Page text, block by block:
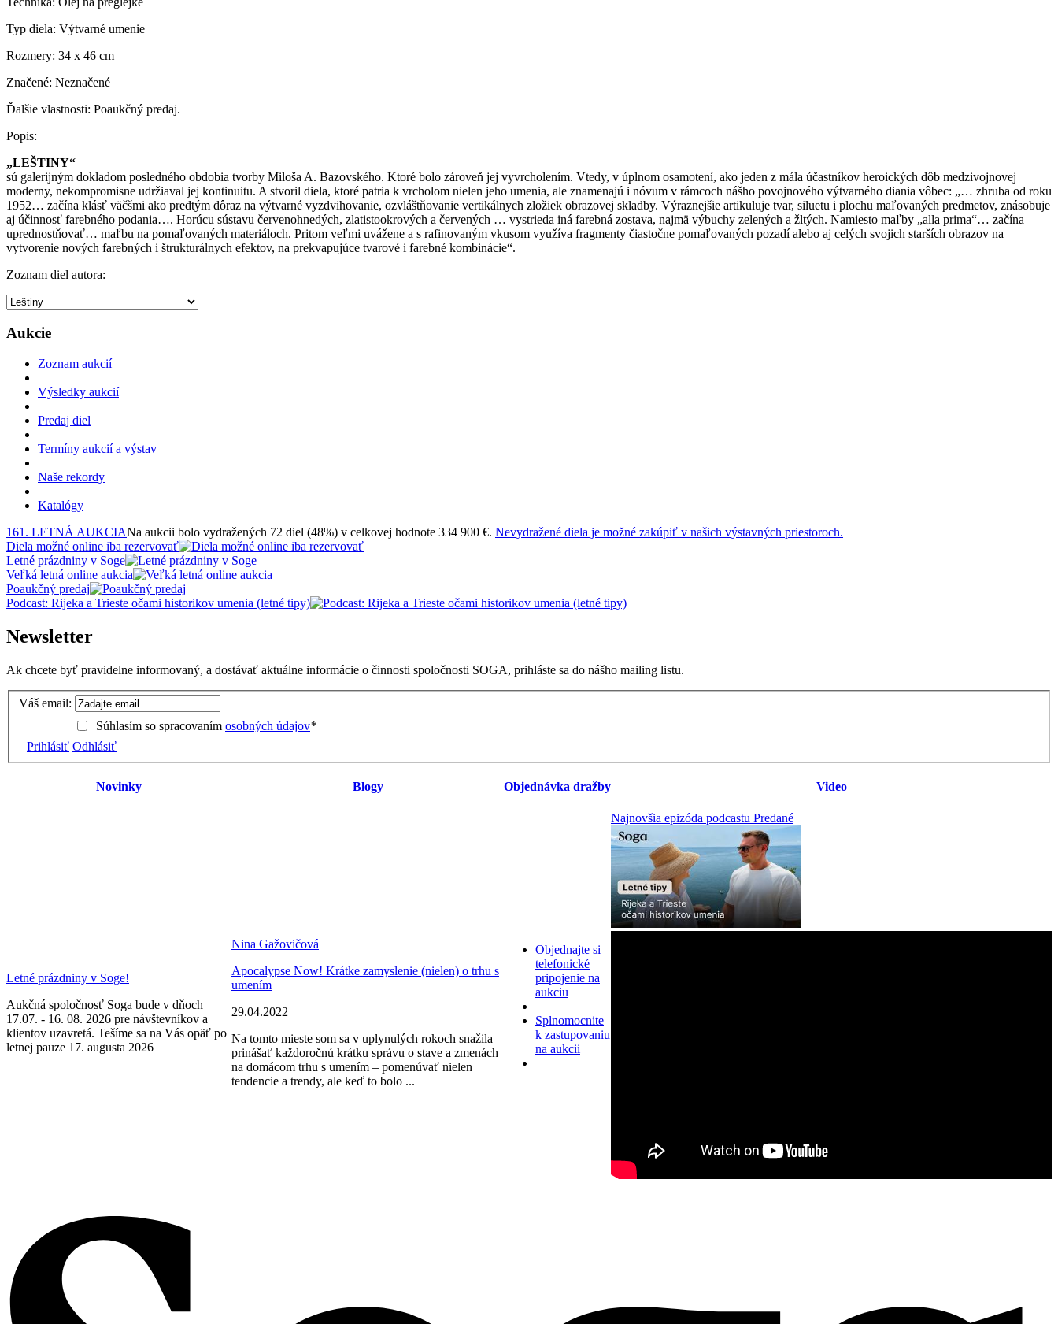
Typ diela: Výtvarné umenie
Rozmery: 34 x 46 cm
Značené: Neznačené
Ďalšie vlastnosti: Poaukčný predaj.
Popis:
„LEŠTINY“
sú galerijným dokladom posledného obdobia tvorby Miloša A. Bazovského. Ktoré bolo zároveň jej vyvrcholením. Vtedy, v úplnom osamotení, ako jeden z mála účastníkov heroických dôb medzivojnovej
moderny, nekompromisne udržiaval jej kontinuitu. A stvoril diela, ktoré patria k vrcholom nielen jeho umenia, ale znamenajú i nóvum v rámcoch nášho povojnového výtvarného diania vôbec: „… zhruba od roku
1952… začína klásť väčšmi ako predtým dôraz na výtvarné vyzdvihovanie, ozvláštňovanie vertikálnych zložiek obrazovej skladby. Výraznejšie artikuluje tvar, siluetu i plochu maľovaných predmetov, znásobuje
aj účinnosť farebného podania…. Horúcu sústavu červenohnedých, zlatistookrových a červených … vystrieda iná farebná zostava, najmä výbuchy zelených a žltých. Namiesto maľby „alla prima“… začína
uprednostňovať… maľbu na pomaľovaných materiáloch. Pritom veľmi uvážene a s rafinovaným vkusom využíva fragmenty čiastočne pomaľovaných pozadí alebo aj celých svojich starších obrazov na
vytvorenie nových farebných i štrukturálnych efektov, na prekvapujúce tvarové i farebné kombinácie“.
Zoznam diel autora:
Aukcie
Zoznam aukcií
Výsledky aukcií
Predaj diel
Termíny aukcií a výstav
Naše rekordy
Katalógy
161. LETNÁ AUKCIANa aukcii bolo vydražených 72 diel (48%) v celkovej hodnote 334 900 €. Nevydražené diela je možné zakúpiť v našich výstavných priestoroch.
Diela možné online iba rezervovať
Letné prázdniny v Soge
Veľká letná online aukcia
Poaukčný predaj
Podcast: Rijeka a Trieste očami historikov umenia (letné tipy)
Newsletter
Ak chcete byť pravidelne informovaný, a dostávať aktuálne informácie o činnosti spoločnosti SOGA, prihláste sa do nášho mailing listu.
Váš email:
Súhlasím so spracovaním osobných údajov*
Prihlásiť Odhlásiť
Novinky Blogy Objednávka dražby Video
Letné prázdniny v Soge!
Aukčná spoločnosť Soga bude v dňoch
17.07. - 16. 08. 2026 pre návštevníkov a
klientov uzavretá. Tešíme sa na Vás opäť po
letnej pauze 17. augusta 2026
Nina Gažovičová
Apocalypse Now! Krátke zamyslenie (nielen) o trhu s
umením
29.04.2022
Na tomto mieste som sa v uplynulých rokoch snažila
prinášať každoročnú krátku správu o stave a zmenách
na domácom trhu s umením – pomenúvať nielen
tendencie a trendy, ale keď to bolo ...
Objednajte si
telefonické
pripojenie na
aukciu
Splnomocnite
k zastupovaniu
na aukcii
Najnovšia epizóda podcastu Predané